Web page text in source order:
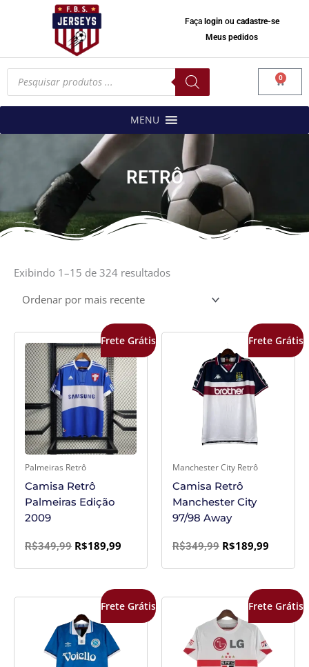
Faça loginou cadastre-se
Meus pedidos
Pesquisar
produtos 0
MENU
RETRÔ
Exibindo 1–15 de 324 resultadospor
Frete Grátis
Palmeiras Retrô
Camisa Retrô
Palmeiras Edição
2009
R$349,99
preço
original
era:
R$349,99.
R$189,99
O
atual
é:
R$189,99.
Frete Grátis
Manchester City Retrô
Camisa Retrô
Manchester City
97/98 Away
R$349,99
preço
original
era:
R$349,99.
R$189,99
O
Frete Grátis
preço
original
era:
R$349,99.
O
Frete Grátis
preço
original
era:
R$349,99.
O